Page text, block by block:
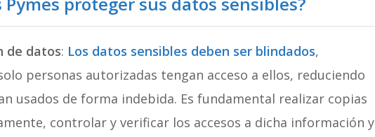
de datos: Los datos sensibles deben ser blindados,
personas autorizadas tengan acceso a ellos, reduciendo
usados de forma indebida. Es fundamental realizar copias
controlar y verificar los accesos a dicha información y